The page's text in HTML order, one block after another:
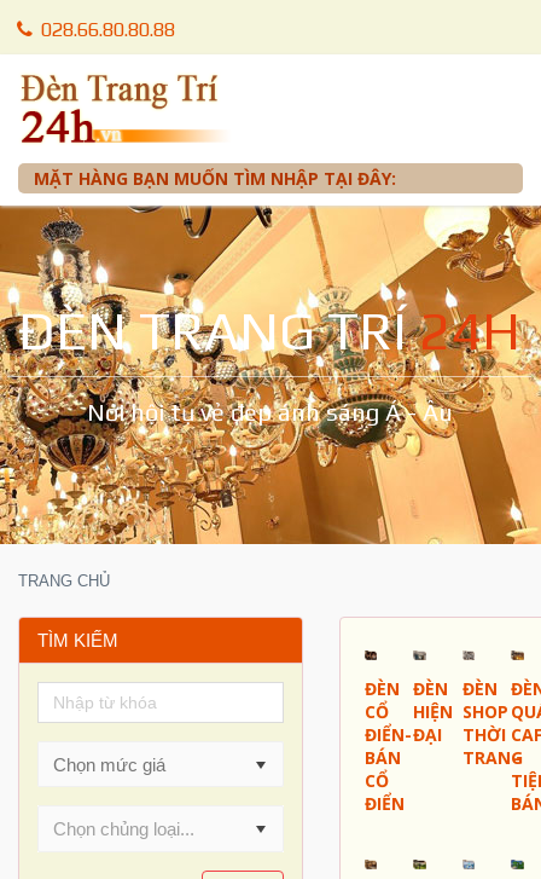
028.66.80.80.88
0905 012 099 - Mr. Tuấn
MẶT HÀNG BẠN MUỐN TÌM NHẬP TẠI ĐÂY:
ĐÈN TRANG TRÍ24H
Nơi hội tụ vẻ đẹp ánh sáng Á - Âu
TRANG CHỦ
TÌM KIẾM
Chọn chủng loại...
ĐÈN
CỔ
ĐIỂN-
BÁN
CỔ
ĐIỂN
ĐÈN
HIỆN
ĐẠI
ĐÈN
SHOP
THỜI
TRANG
-